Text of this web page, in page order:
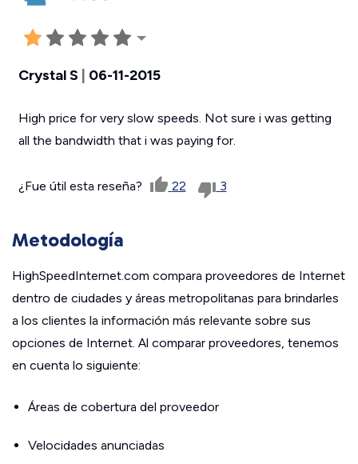
Crystal S | 06-11-2015
High price for very slow speeds. Not sure i was getting
all the bandwidth that i was paying for.
¿Fue útil esta reseña? 22 3
Metodología
HighSpeedInternet.com compara proveedores de Internet
dentro de ciudades y áreas metropolitanas para brindarles
a los clientes la información más relevante sobre sus
opciones de Internet. Al comparar proveedores, tenemos
en cuenta lo siguiente:
Áreas de cobertura del proveedor
Velocidades anunciadas